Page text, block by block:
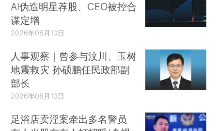
AI伪造明星荐股、CEO被控合
谋定增
2026年08月10日
人事观察｜曾参与汶川、玉树
地震救灾 孙硕鹏任民政部副
部长
2026年08月10日
足浴店卖淫案牵出多名警员